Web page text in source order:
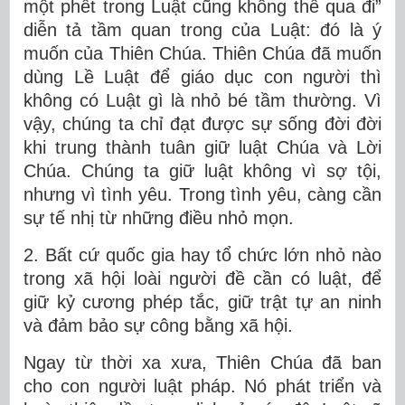
một phết trong Luật cũng không thể qua đi”
diễn tả tầm quan trong của Luật: đó là ý
muốn của Thiên Chúa. Thiên Chúa đã muốn
dùng Lề Luật để giáo dục con người thì
không có Luật gì là nhỏ bé tầm thường. Vì
vậy, chúng ta chỉ đạt được sự sống đời đời
khi trung thành tuân giữ luật Chúa và Lời
Chúa. Chúng ta giữ luật không vì sợ tội,
nhưng vì tình yêu. Trong tình yêu, càng cần
sự tế nhị từ những điều nhỏ mọn.
2. Bất cứ quốc gia hay tổ chức lớn nhỏ nào
trong xã hội loài người đề cần có luật, để
giữ kỷ cương phép tắc, giữ trật tự an ninh
và đảm bảo sự công bằng xã hội.
Ngay từ thời xa xưa, Thiên Chúa đã ban
cho con người luật pháp. Nó phát triển và